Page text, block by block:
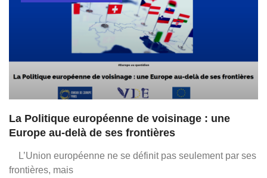
La Politique européenne de voisinage : une
Europe au-delà de ses frontières
L’Union européenne ne se définit pas seulement par ses
frontières, mais